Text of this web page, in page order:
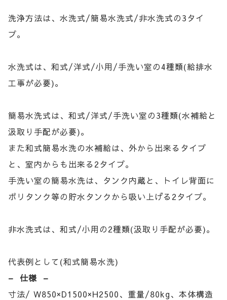
洗浄方法は、水洗式/簡易水洗式/非水洗式の3タイ
プ。
水洗式は、和式/洋式/小用/手洗い室の4種類(給排水
工事が必要)。
簡易水洗式は、和式/洋式/手洗い室の3種類(水補給と
汲取り手配が必要)。
また和式簡易水洗の水補給は、外から出来るタイプ
と、室内からも出来る2タイプ。
手洗い室の簡易水洗は、タンク内蔵と、トイレ背面に
ポリタンク等の貯水タンクから吸い上げる2タイプ。
非水洗式は、和式/小用の2種類(汲取り手配が必要)。
代表例として(和式簡易水洗)
– 仕様 –
寸法/ W850×D1500×H2500、重量/80kg、本体構造